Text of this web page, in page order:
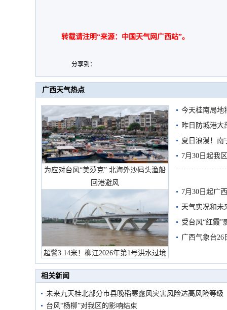
转载请注明“来源：中国天气网广西站”。
分享到：
广西天气热点
为应对台风“美莎克” 北海外沙码头渔船
回港避风
超警3.14米！柳江2026年第1号洪水过境
市民在堤岸见证汛况
今天桂南局地
需继续防范
昨日防城港大
雨
夏日浪漫！南
7月30日起我
7月30日起广
天气实况和未
受台风“红霞”
有较强降雨
广西气象台26
相关新闻
未来九天桂北部分市县晚稻寒露风灾害风险达高风险等级
台风“杨柳”对我区的影响结束